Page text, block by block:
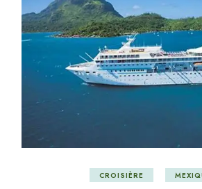
CROISIÈRE